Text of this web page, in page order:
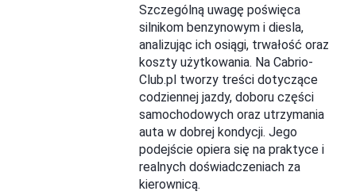
Szczególną uwagę poświęca
silnikom benzynowym i diesla,
analizując ich osiągi, trwałość oraz
koszty użytkowania. Na Cabrio-
Club.pl tworzy treści dotyczące
codziennej jazdy, doboru części
samochodowych oraz utrzymania
auta w dobrej kondycji. Jego
podejście opiera się na praktyce i
realnych doświadczeniach za
kierownicą.